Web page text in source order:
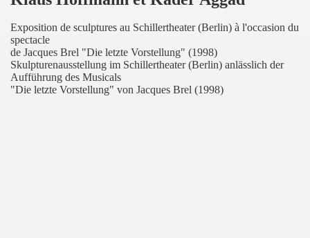
Exposition de sculptures au Schillertheater (Berlin) à l'occasion du
spectacle
de Jacques Brel "Die letzte Vorstellung" (1998)
Skulpturenausstellung im Schillertheater (Berlin) anlässlich der
Aufführung des Musicals
"Die letzte Vorstellung" von Jacques Brel (1998)